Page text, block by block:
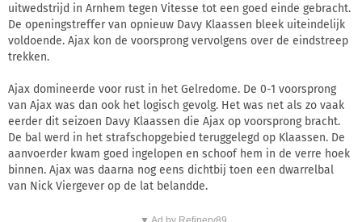
uitwedstrijd in Arnhem tegen Vitesse tot een goed einde gebracht.
De openingstreffer van opnieuw Davy Klaassen bleek uiteindelijk
voldoende. Ajax kon de voorsprong vervolgens over de eindstreep
trekken.
Ajax domineerde voor rust in het Gelredome. De 0-1 voorsprong
van Ajax was dan ook het logisch gevolg. Het was net als zo vaak
eerder dit seizoen Davy Klaassen die Ajax op voorsprong bracht.
De bal werd in het strafschopgebied teruggelegd op Klaassen. De
aanvoerder kwam goed ingelopen en schoof hem in de verre hoek
binnen. Ajax was daarna nog eens dichtbij toen een dwarrelbal
van Nick Viergever op de lat belandde.